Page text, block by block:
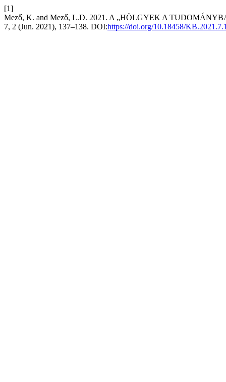
[1]
Mező, K. and Mező, L.D. 2021. A „HÖLGYEK A
7, 2 (Jun. 2021), 137–138. DOI:https://doi.org/10.18458/